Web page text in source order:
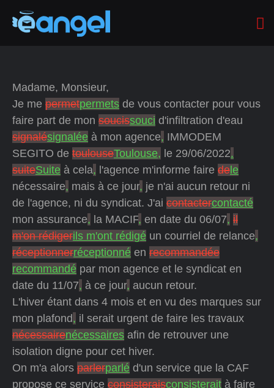
Madame, Monsieur,
Je me permetpermets de vous contacter pour vous
faire part de mon soucissouci d'infiltration d'eau
signalésignalée à mon agence, IMMODEM
SEGITO de toulouseToulouse, le 29/06/2022.
suiteSuite à cela, l'agence m'informe faire de le
nécessaire, mais à ce jour, je n'ai aucun retour ni
de l'agence, ni du syndicat. J'ai contactercontacté
mon assurance, la MACIF, en date du 06/07, il
m'on rédigerils m'ont rédigé un courriel de relance,
réceptionnerréceptionné en recommandée
recommandé par mon agence et le syndicat en
date du 11/07, à ce jour, aucun retour.
L'hiver étant dans 4 mois et en vu des marques sur
mon plafond, il serait urgent de faire les travaux
nécessairenécessaires afin de retrouver une
isolation digne pour cet hiver.
On m'a alors parlerparlé d'un service que la CAF
propose ce service consisteraisconsisterait à faire